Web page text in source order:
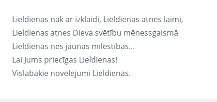
Lieldienas nāk ar izklaidi, Lieldienas atnes laimi,
Lieldienas atnes Dieva svētību mēnessgaismā
Lieldienas nes jaunas mīlestības…
Lai Jums priecīgas Lieldienas!
Vislabākie novēlējumi Lieldienās.